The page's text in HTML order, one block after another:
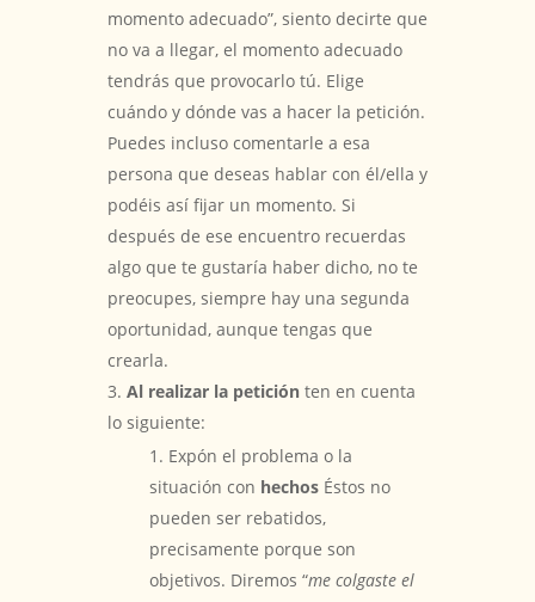
momento adecuado”, siento decirte que
no va a llegar, el momento adecuado
tendrás que provocarlo tú. Elige
cuándo y dónde vas a hacer la petición.
Puedes incluso comentarle a esa
persona que deseas hablar con él/ella y
podéis así fijar un momento. Si
después de ese encuentro recuerdas
algo que te gustaría haber dicho, no te
preocupes, siempre hay una segunda
oportunidad, aunque tengas que
crearla.
Al realizar la peticiónten en cuenta
lo siguiente:
Expón el problema o la
situación con hechosÉstos no
pueden ser rebatidos,
precisamente porque son
objetivos. Diremos “me colgaste el